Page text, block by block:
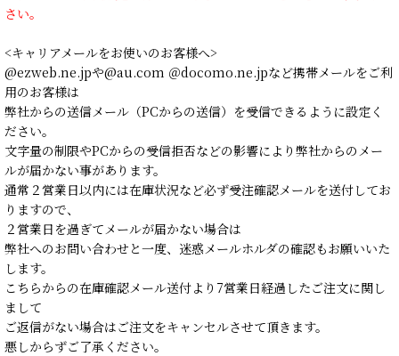
さい。
<キャリアメールをお使いのお客様へ>
@ezweb.ne.jpや@au.com ＠docomo.ne.jpなど携帯メールをご利
用のお客様は
弊社からの送信メール（PCからの送信）を受信できるように設定く
ださい。
文字量の制限やPCからの受信拒否などの影響により弊社からのメー
ルが届かない事があります。
通常２営業日以内には在庫状況など必ず受注確認メールを送付してお
りますので、
２営業日を過ぎてメールが届かない場合は
弊社へのお問い合わせと一度、迷惑メールホルダの確認もお願いいた
します。
こちらからの在庫確認メール送付より7営業日経過したご注文に関し
まして
ご返信がない場合はご注文をキャンセルさせて頂きます。
悪しからずご了承ください。